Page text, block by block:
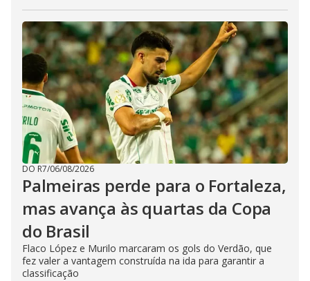
DO R7/06/08/2026
Palmeiras perde para o Fortaleza,
mas avança às quartas da Copa
do Brasil
Flaco López e Murilo marcaram os gols do Verdão, que
fez valer a vantagem construída na ida para garantir a
classificação